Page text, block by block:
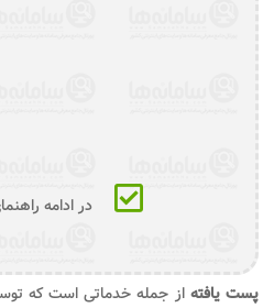
در ادامه
پست یافته از جمله خدماتی است که